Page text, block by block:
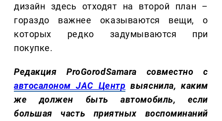
дизайн здесь отходят на второй план –
гораздо важнее оказываются вещи, о
которых редко задумываются при
покупке.
Редакция ProGorodSamara совместно с
автосалоном JAC Центр выяснила, каким
же должен быть автомобиль, если
большая часть приятных воспоминаний